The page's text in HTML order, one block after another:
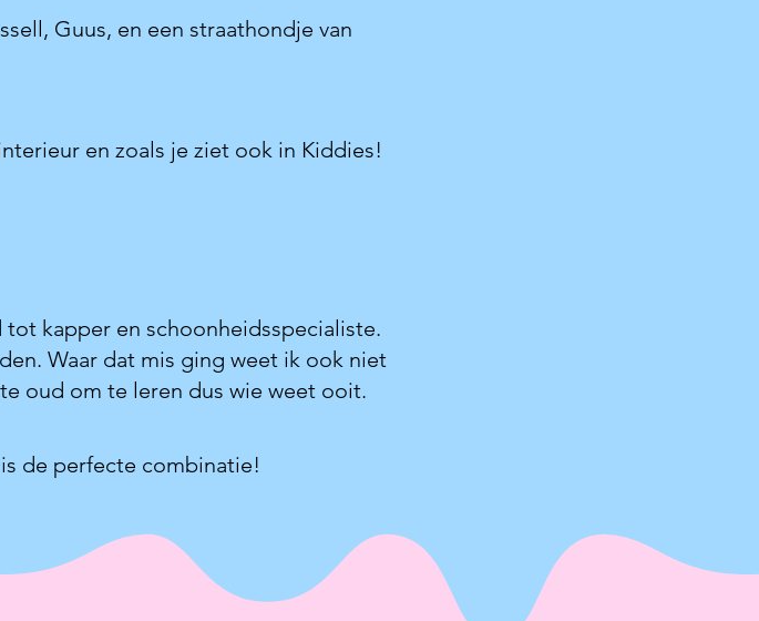
Guus, en een straathondje van
en zoals je ziet ook in Kiddies!
kapper en schoonheidsspecialiste.
Waar dat mis ging weet ik ook niet
oud om te leren dus wie weet ooit.
de perfecte combinatie!